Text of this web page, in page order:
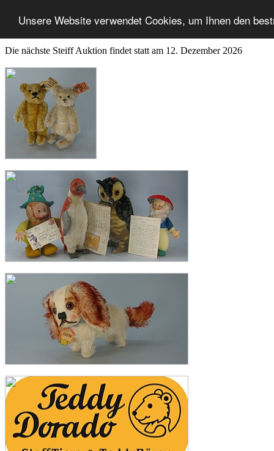
Unsere Website verwendet Cookies, um Ihnen den
Die nächste Steiff Auktion findet statt am 12. Dezember 2026